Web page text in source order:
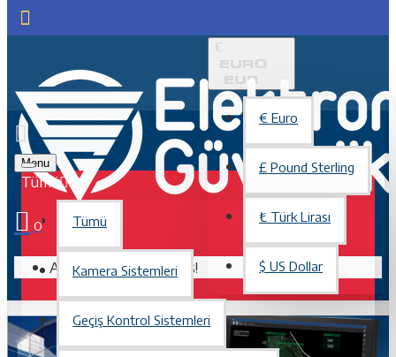
€
EURO
EUR
€ Euro
£ Pound Sterling
₺ Türk Lirası
$ US Dollar
TÜRKÇE
Menu
Tümü
Tümü
Kamera Sistemleri
Geçiş Kontrol Sistemleri
0
Alışveriş sepetiniz boş!